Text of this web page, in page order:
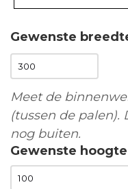
Gewenste
Meet de
(tussen de palen).
nog buiten.
Gewenste